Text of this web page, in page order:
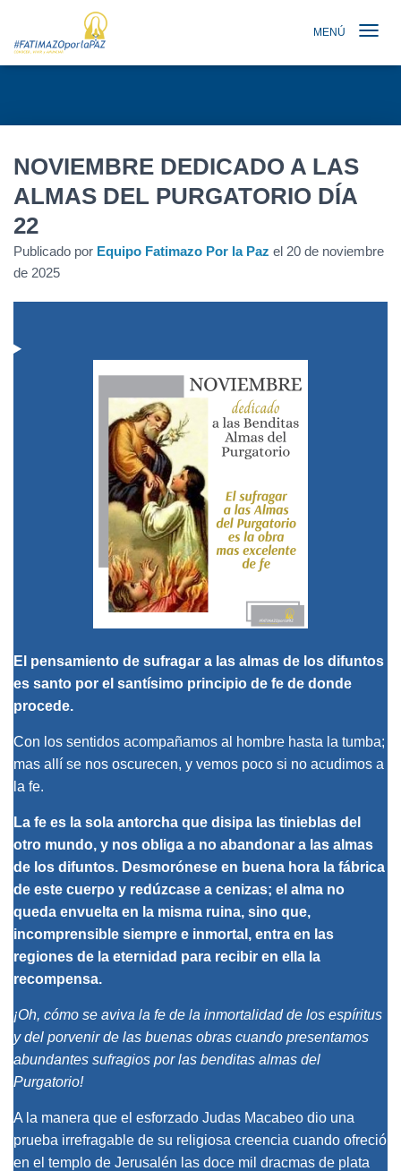
MENÚ
NOVIEMBRE DEDICADO A LAS
ALMAS DEL PURGATORIO DÍA
22
Publicado por Equipo Fatimazo Por la Paz el 20 de noviembre
de 2025
El pensamiento de sufragar a las almas de los difuntos
es santo por el santísimo principio de fe de donde
procede.
Con los sentidos acompañamos al hombre hasta la tumba;
mas allí se nos oscurecen, y vemos poco si no acudimos a
la fe.
La fe es la sola antorcha que disipa las tinieblas del
otro mundo, y nos obliga a no abandonar a las almas
de los difuntos. Desmorónese en buena hora la fábrica
de este cuerpo y redúzcase a cenizas; el alma no
queda envuelta en la misma ruina, sino que,
incomprensible siempre e inmortal, entra en las
regiones de la eternidad para recibir en ella la
recompensa.
¡Oh, cómo se aviva la fe de la inmortalidad de los espíritus
y del porvenir de las buenas obras cuando presentamos
abundantes sufragios por las benditas almas del
Purgatorio!
A la manera que el esforzado Judas Macabeo dio una
prueba irrefragable de su religiosa creencia cuando ofreció
en el templo de Jerusalén las doce mil dracmas de plata